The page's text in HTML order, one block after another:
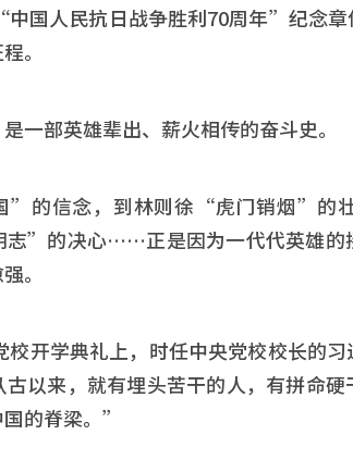
国人民抗日战争胜利70周年”纪念章
。
一部英雄辈出、薪火相传的奋斗史。
”的信念，到林则徐“虎门销烟”的
”的决心……正是因为一代代英雄的
。
校开学典礼上，时任中央党校校长的
以来，就有埋头苦干的人，有拼命硬
的脊梁。”